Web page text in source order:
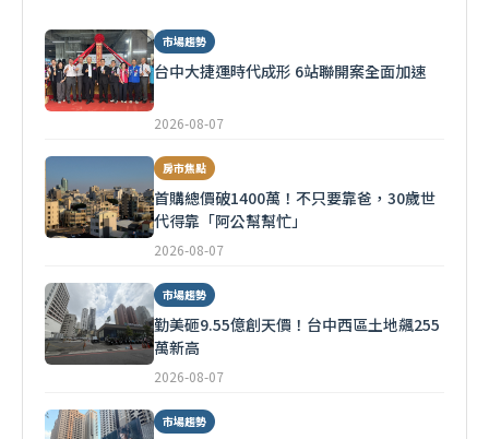
市場趨勢
台中大捷運時代成形 6站聯開案全面加速
2026-08-07
房市焦點
首購總價破1400萬！不只要靠爸，30歲世
代得靠「阿公幫幫忙」
2026-08-07
市場趨勢
勤美砸9.55億創天價！台中西區土地飆255
萬新高
2026-08-07
市場趨勢